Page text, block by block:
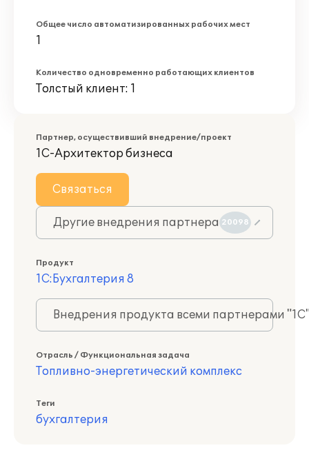
Общее число автоматизированных рабочих мест
1
Количество одновременно работающих клиентов
Толстый клиент: 1
Партнер, осуществивший внедрение/проект
1С-Архитектор бизнеса
Связаться
Другие внедрения партнера 20098
Продукт
1С:Бухгалтерия 8
Внедрения продукта всеми партнерами
Отрасль / Функциональная задача
Топливно-энергетический комплекс
Теги
бухгалтерия